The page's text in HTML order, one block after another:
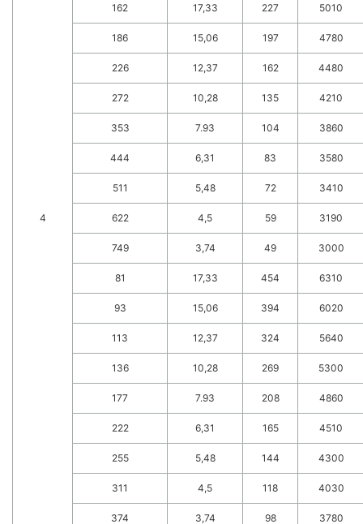
4
162 17,33 227 5010
186 15,06 197 4780
226 12,37 162 4480
272 10,28 135 4210
353 7.93 104 3860
444 6,31 83 3580
511 5,48 72 3410
622 4,5 59 3190
749 3,74 49 3000
81 17,33 454 6310
93 15,06 394 6020
113 12,37 324 5640
136 10,28 269 5300
177 7.93 208 4860
222 6,31 165 4510
255 5,48 144 4300
311 4,5 118 4030
374 3,74 98 3780